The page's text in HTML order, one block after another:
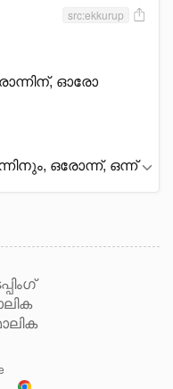
src:ekkurup
ഓരോ
ഒരോന്ന്, ഒന്ന്